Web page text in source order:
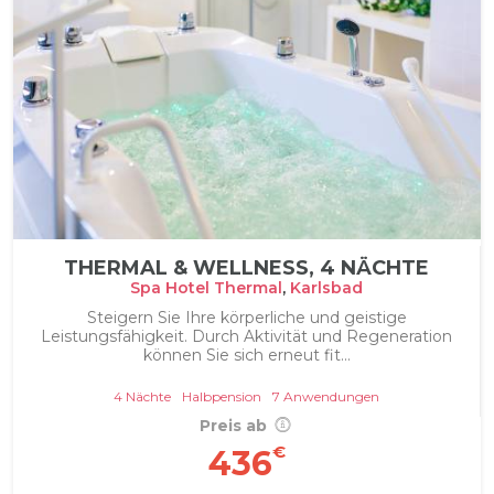
THERMAL & WELLNESS, 4 NÄCHTE
Spa Hotel Thermal, Karlsbad
Steigern Sie Ihre körperliche und geistige
Leistungsfähigkeit. Durch Aktivität und Regeneration
können Sie sich erneut fit...
4 Nächte Halbpension 7 Anwendungen
Preis ab
436€